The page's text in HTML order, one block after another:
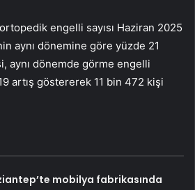
engelli sayısı Haziran 2025
aynı dönemine göre yüzde 21
aynı dönemde görme engelli
artış göstererek 11 bin 472 kişi
mobilya fabrikasında